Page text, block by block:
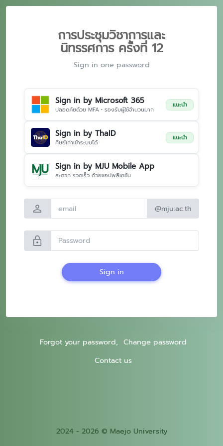
การประชุมวิชาการและ
นิทรรศการ ครั้งที่ 12
Sign in one password
Sign in by Microsoft 365
ปลอดภัยด้วย MFA • รองรับผู้ใช้จำนวนมาก
แนะนำ
Sign in by ThaID
ศิษย์เก่าเข้าระบบได้
แนะนำ
Sign in by MJU Mobile App
สะดวก รวดเร็ว ด้วยแอปพลิเคชัน
person @mju.ac.th
lock
Sign in
Forgot your password, Change password
Contact us
2024 - 2026 © Maejo University